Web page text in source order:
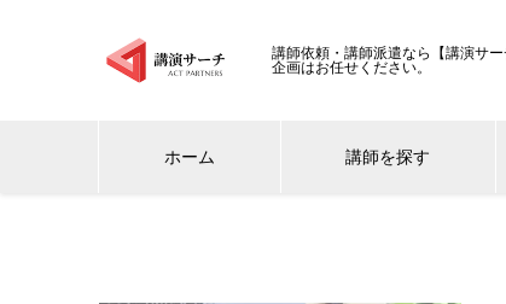
講師依頼・講師派遣なら【講演サ
企画はお任せください。
ホーム 講師を探す